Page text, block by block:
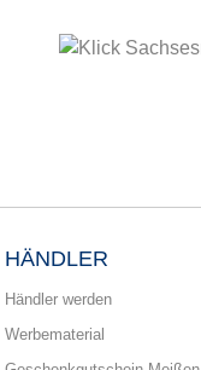
HÄNDLER
Händler werden
Werbematerial